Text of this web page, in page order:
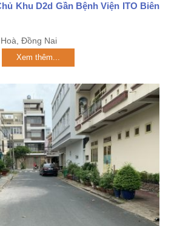
Khu D2d Gần Bệnh Viện ITO Biên
Đồng Nai
Xem thêm...